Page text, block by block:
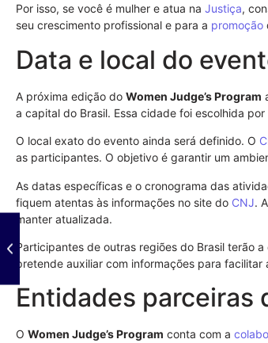
Por isso, se você é mulher e atua na Justiça,
seu crescimento profissional e para a promoção
Data e local do
A próxima edição do Women Judge’s Program
a capital do Brasil. Essa cidade foi escolhida
O local exato do evento ainda será definido. O
as participantes. O objetivo é garantir um
As datas específicas e o cronograma das
fiquem atentas às informações no site do CNJ.
manter atualizada.
Participantes de outras regiões do Brasil terão
pretende auxiliar com informações para
Entidades parceiras
O Women Judge’s Program conta com a